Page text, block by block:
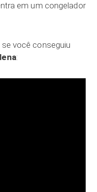
em um congelador
você conseguiu
: